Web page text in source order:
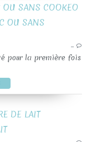
OU SANS COOKEO
…
pour la première fois
DE LAIT